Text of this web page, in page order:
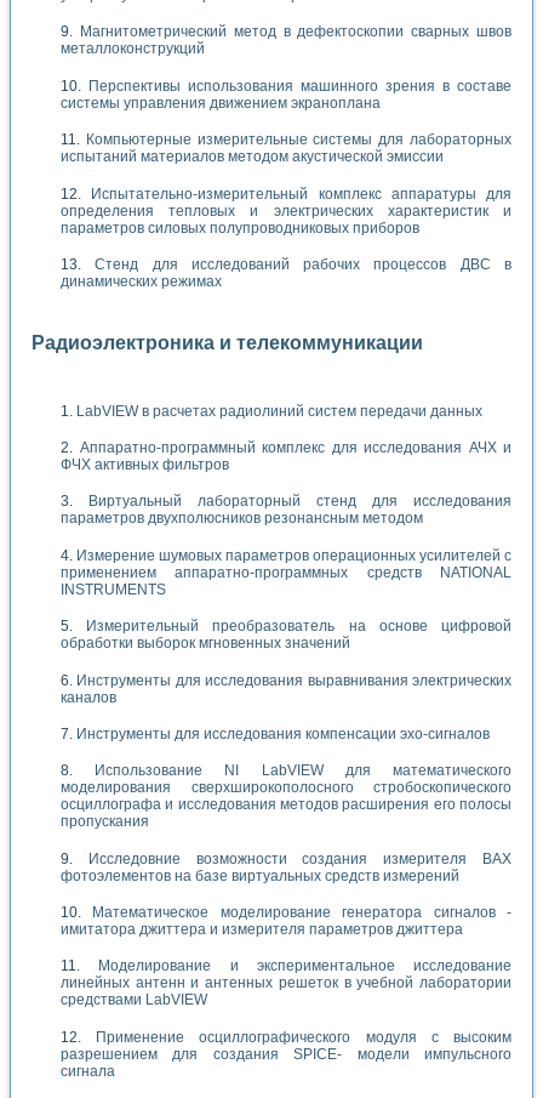
Магнитометрический метод в дефектоскопии сварных швов
металлоконструкций
Перспективы использования машинного зрения в составе
системы управления движением экраноплана
Компьютерные измерительные системы для лабораторных
испытаний материалов методом акустической эмиссии
Испытательно-измерительный комплекс аппаратуры для
определения тепловых и электрических характеристик и
параметров силовых полупроводниковых приборов
Стенд для исследований рабочих процессов ДВС в
динамических режимах
Радиоэлектроника и телекоммуникации
LabVIEW в расчетах радиолиний систем передачи данных
Аппаратно-программный комплекс для исследования АЧХ и
ФЧХ активных фильтров
Виртуальный лабораторный стенд для исследования
параметров двухполюсников резонансным методом
Измерение шумовых параметров операционных усилителей с
применением аппаратно-программных средств NATIONAL
INSTRUMENTS
Измерительный преобразователь на основе цифровой
обработки выборок мгновенных значений
Инструменты для исследования выравнивания электрических
каналов
Инструменты для исследования компенсации эхо-сигналов
Использование NI LabVIEW для математического
моделирования сверхширокополосного стробоскопического
осциллографа и исследования методов расширения его полосы
пропускания
Исследовние возможности создания измерителя ВАХ
фотоэлементов на базе виртуальных средств измерений
Математическое моделирование генератора сигналов -
имитатора джиттера и измерителя параметров джиттера
Моделирование и экспериментальное исследование
линейных антенн и антенных решеток в учебной лаборатории
средствами LabVIEW
Применение осциллографического модуля с высоким
разрешением для создания SPICE- модели импульсного
сигнала